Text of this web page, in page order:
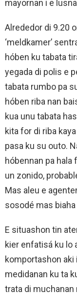
mayornan i e
Alrededor di 9.20
‘meldkamer’
hóben ku tabata
yegada di polis e
tabata rumbo pa
hóben riba nan
kua unu tabata
kita for di riba
pasa ku su outo.
hóbennan pa hala
un zonido,
Mas aleu e
sosodé mas biaha
E situashon tin
kier enfatisá ku lo
komportashon aki
medidanan ku ta
trata di muchanan